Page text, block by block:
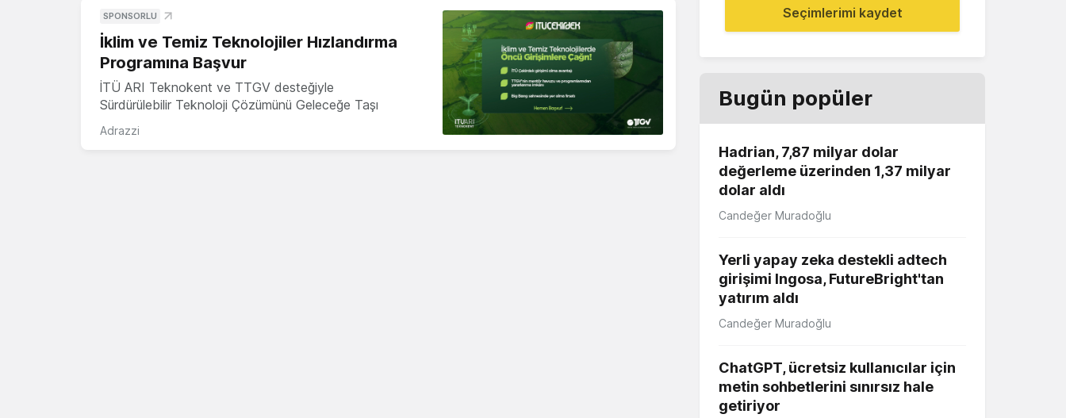
SPONSORLU
İklim ve Temiz Teknolojiler Hızlandırma
Programına Başvur
İTÜ ARI Teknokent ve TTGV desteğiyle
Sürdürülebilir Teknoloji Çözümünü Geleceğe Taşı
Adrazzi
Seçimlerimi kaydet
Bugün popüler
Hadrian, 7,87 milyar dolar
değerleme üzerinden 1,37 milyar
dolar aldı
Candeğer Muradoğlu
Yerli yapay zeka destekli adtech
girişimi Ingosa, FutureBright'tan
yatırım aldı
Candeğer Muradoğlu
ChatGPT, ücretsiz kullanıcılar için
metin sohbetlerini sınırsız hale
getiriyor